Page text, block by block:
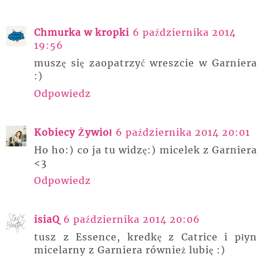
Chmurka w kropki 6 października 2014
19:56
muszę się zaopatrzyć wreszcie w Garniera
:)
Odpowiedz
Kobiecy Żywioł 6 października 2014 20:01
Ho ho:) co ja tu widzę:) micelek z Garniera
<3
Odpowiedz
isiaQ 6 października 2014 20:06
tusz z Essence, kredkę z Catrice i płyn
micelarny z Garniera również lubię :)